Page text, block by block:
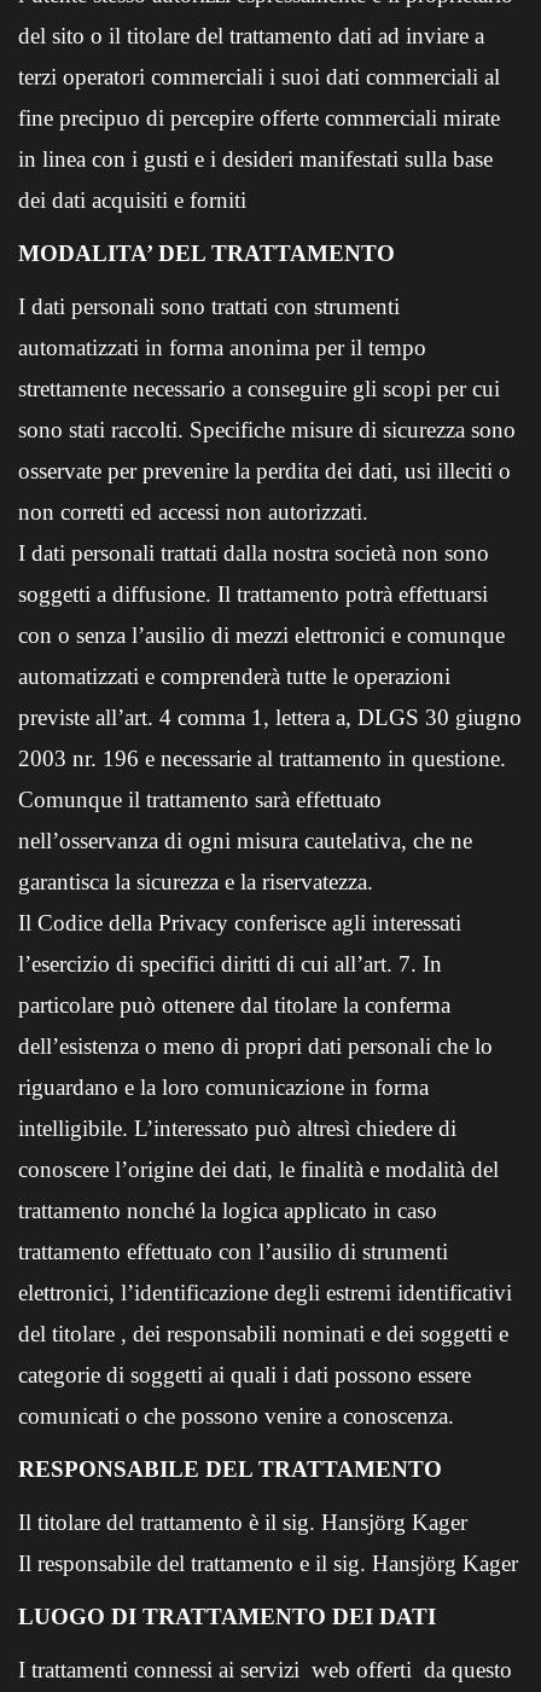
del sito o il titolare del trattamento dati ad inviare a
terzi operatori commerciali i suoi dati commerciali al
fine precipuo di percepire offerte commerciali mirate
in linea con i gusti e i desideri manifestati sulla base
dei dati acquisiti e forniti
MODALITA’ DEL TRATTAMENTO
I dati personali sono trattati con strumenti
automatizzati in forma anonima per il tempo
strettamente necessario a conseguire gli scopi per cui
sono stati raccolti. Specifiche misure di sicurezza sono
osservate per prevenire la perdita dei dati, usi illeciti o
non corretti ed accessi non autorizzati.
I dati personali trattati dalla nostra società non sono
soggetti a diffusione. Il trattamento potrà effettuarsi
con o senza l’ausilio di mezzi elettronici e comunque
automatizzati e comprenderà tutte le operazioni
previste all’art. 4 comma 1, lettera a, DLGS 30 giugno
2003 nr. 196 e necessarie al trattamento in questione.
Comunque il trattamento sarà effettuato
nell’osservanza di ogni misura cautelativa, che ne
garantisca la sicurezza e la riservatezza.
Il Codice della Privacy conferisce agli interessati
l’esercizio di specifici diritti di cui all’art. 7. In
particolare può ottenere dal titolare la conferma
dell’esistenza o meno di propri dati personali che lo
riguardano e la loro comunicazione in forma
intelligibile. L’interessato può altresì chiedere di
conoscere l’origine dei dati, le finalità e modalità del
trattamento nonché la logica applicato in caso
trattamento effettuato con l’ausilio di strumenti
elettronici, l’identificazione degli estremi identificativi
del titolare , dei responsabili nominati e dei soggetti e
categorie di soggetti ai quali i dati possono essere
comunicati o che possono venire a conoscenza.
RESPONSABILE DEL TRATTAMENTO
Il titolare del trattamento è il sig. Hansjörg Kager
Il responsabile del trattamento e il sig. Hansjörg Kager
LUOGO DI TRATTAMENTO DEI DATI
I trattamenti connessi ai servizi web offerti da questo